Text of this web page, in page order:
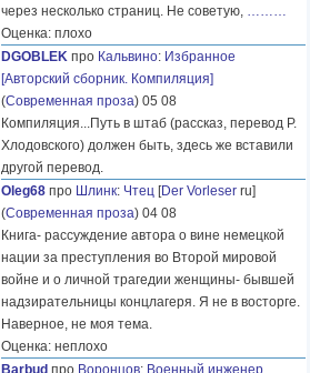
через несколько страниц. Не советую, ………
Оценка: плохо
DGOBLEK про Кальвино: Избранное
[Авторский сборник. Компиляция]
(Современная проза) 05 08
Компиляция...Путь в штаб (рассказ, перевод Р.
Хлодовского) должен быть, здесь же вставили
другой перевод.
Oleg68 про Шлинк: Чтец [Der Vorleser ru]
(Современная проза) 04 08
Книга- рассуждение автора о вине немецкой
нации за преступления во Второй мировой
войне и о личной трагедии женщины- бывшей
надзирательницы концлагеря. Я не в восторге.
Наверное, не моя тема.
Оценка: неплохо